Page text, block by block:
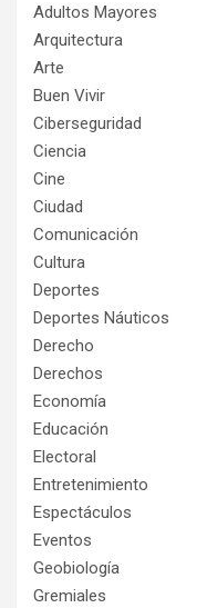
Adultos Mayores
Arquitectura
Arte
Buen Vivir
Ciberseguridad
Ciencia
Cine
Ciudad
Comunicación
Cultura
Deportes
Deportes Náuticos
Derecho
Derechos
Economía
Educación
Electoral
Entretenimiento
Espectáculos
Eventos
Geobiología
Gremiales